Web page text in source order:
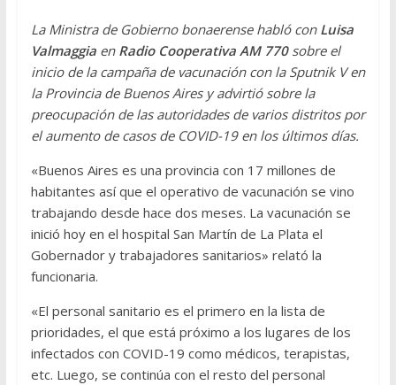
La Ministra de Gobierno bonaerense habló con Luisa
Valmaggiaen Radio Cooperativa AM 770sobre el
inicio de la campaña de vacunación con la Sputnik V en
la Provincia de Buenos Aires y advirtió sobre la
preocupación de las autoridades de varios distritos por
el aumento de casos de COVID-19 en los últimos días.
«Buenos Aires es una provincia con 17 millones de
habitantes así que el operativo de vacunación se vino
trabajando desde hace dos meses. La vacunación se
inició hoy en el hospital San Martín de La Plata el
Gobernador y trabajadores sanitarios» relató la
funcionaria.
«El personal sanitario es el primero en la lista de
prioridades, el que está próximo a los lugares de los
infectados con COVID-19 como médicos, terapistas,
etc. Luego, se continúa con el resto del personal